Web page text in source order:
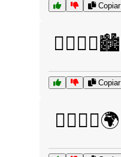
Copiar
🦸‍♀️🦹‍♂️🏙️
Copiar
🧙‍♀️🦸‍♂️🌍